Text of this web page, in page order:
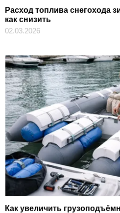
Расход топлива снегохода
как снизить
02.03.2026
Как увеличить